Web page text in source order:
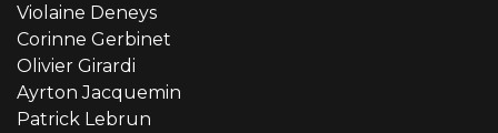
Violaine Deneys
Corinne Gerbinet
Olivier Girardi
Ayrton Jacquemin
Patrick Lebrun